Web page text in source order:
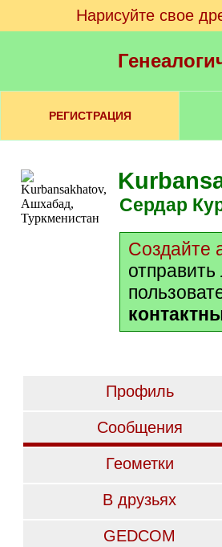
Нарисуйте свое
РЕГИСТРАЦИЯ
Сердар
Создайте
Профиль
Сообщения
Геометки
В друзьях
GEDCOM